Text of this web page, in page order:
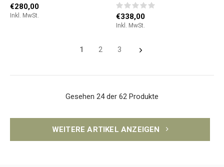
€280,00
Inkl. MwSt. €338,00
Inkl. MwSt.
1 2 3
Gesehen 24 der 62 Produkte
WEITERE ARTIKEL ANZEIGEN